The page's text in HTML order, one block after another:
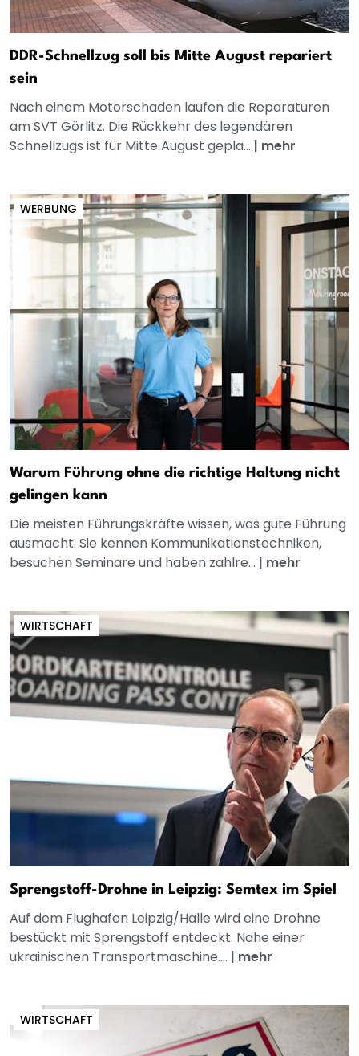
DDR-Schnellzug soll bis Mitte August repariert
sein
Nach einem Motorschaden laufen die Reparaturen
am SVT Görlitz. Die Rückkehr des legendären
Schnellzugs ist für Mitte August gepla... | mehr
WERBUNG
Warum Führung ohne die richtige Haltung nicht
gelingen kann
Die meisten Führungskräfte wissen, was gute Führung
ausmacht. Sie kennen Kommunikationstechniken,
besuchen Seminare und haben zahlre... | mehr
WIRTSCHAFT
Sprengstoff-Drohne in Leipzig: Semtex im Spiel
Auf dem Flughafen Leipzig/Halle wird eine Drohne
bestückt mit Sprengstoff entdeckt. Nahe einer
ukrainischen Transportmaschine.... | mehr
WIRTSCHAFT